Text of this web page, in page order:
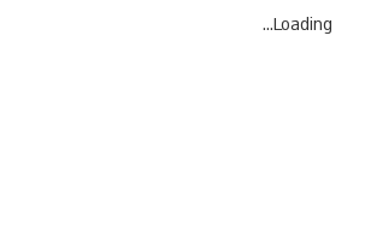
Loading...